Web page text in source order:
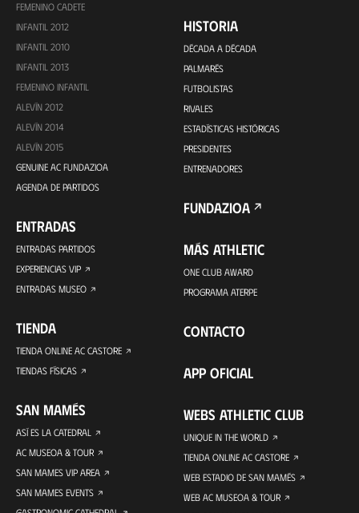
FEMENINO CADETE
INFANTIL 2012
INFANTIL 2010
INFANTIL 2013
FEMENINO INFANTIL
ALEVÍN 2012
ALEVÍN 2014
ALEVÍN 2015
GENUINE AC FUNDAZIOA
AGENDA DE PARTIDOS
ENTRADAS
ENTRADAS PARTIDOS
EXPERIENCIAS VIP
ENTRADAS MUSEO
TIENDA
TIENDA ONLINE AC CASTORE
TIENDAS FÍSICAS
SAN MAMÉS
ASÍ ES LA CATEDRAL
AC MUSEOA & TOUR
SAN MAMES VIP AREA
SAN MAMES EVENTS
HISTORIA
DÉCADA A DÉCADA
PALMARÉS
FUTBOLISTAS
RIVALES
ESTADÍSTICAS HISTÓRICAS
PRESIDENTES
ENTRENADORES
FUNDAZIOA
MÁS ATHLETIC
ONE CLUB AWARD
PROGRAMA ATERPE
CONTACTO
APP OFICIAL
WEBS ATHLETIC CLUB
UNIQUE IN THE WORLD
TIENDA ONLINE AC CASTORE
WEB ESTADIO DE SAN MAMÉS
WEB AC MUSEOA & TOUR